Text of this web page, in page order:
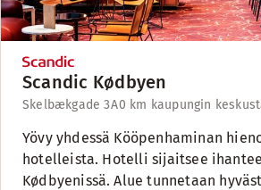
Scandic Kødbyen
Skelbækgade 3A0 km kaupungin
Yövy yhdessä Kööpenhaminan
hotelleista. Hotelli sijaitsee
Kødbyenissä. Alue tunnetaan